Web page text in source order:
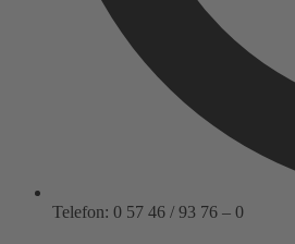
Telefon: 0 57 46 / 93 76 – 0